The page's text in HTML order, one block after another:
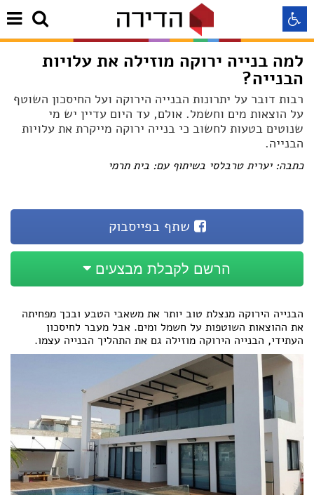
למה בנייה ירוקה מוזילה את עלויות
הבנייה?
רבות דובר על יתרונות הבנייה הירוקה ועל החיסכון השוטף
על הוצאות מים וחשמל. אולם, עד היום עדיין יש מי
שנוטים בטעות לחשוב כי בנייה ירוקה מייקרת את עלויות
הבנייה.
כתבה: יערית טרבלסי בשיתוף עם: בית תרמי
הרשם לקבלת מבצעים
שתף בפייסבוק
הבנייה הירוקה מנצלת טוב יותר את משאבי הטבע ובכך מפחיתה
את ההוצאות השוטפות על חשמל ומים. אבל מעבר לחיסכון
העתידי, הבנייה הירוקה מוזילה גם את התהליך הבנייה עצמו.
התאמה לקורא מסך
התאמה לעיוורי צבעים
התאמה לכבדי ראיה
הדגשת קישורים
Aא Aא Aא
הצהרת נגישות